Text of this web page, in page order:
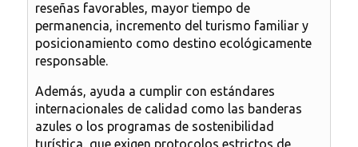
reseñas favorables, mayor tiempo de
permanencia, incremento del turismo familiar y
posicionamiento como destino ecológicamente
responsable.
Además, ayuda a cumplir con estándares
internacionales de calidad como las banderas
azules o los programas de sostenibilidad
turística, que exigen protocolos estrictos de